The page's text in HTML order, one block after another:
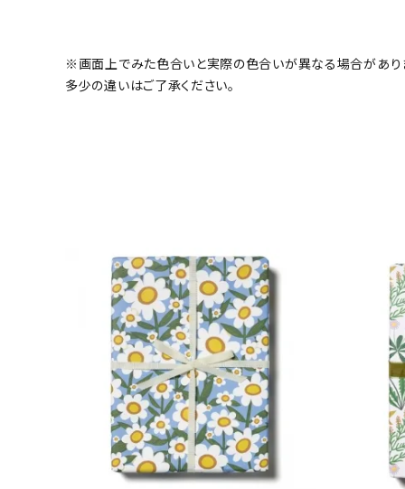
※画面上でみた色合いと実際の色合いが異なる場合があり
多少の違いはご了承ください。